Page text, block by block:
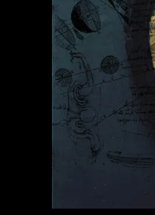
關於M+藏品
探索世界頂級
文化藏品。